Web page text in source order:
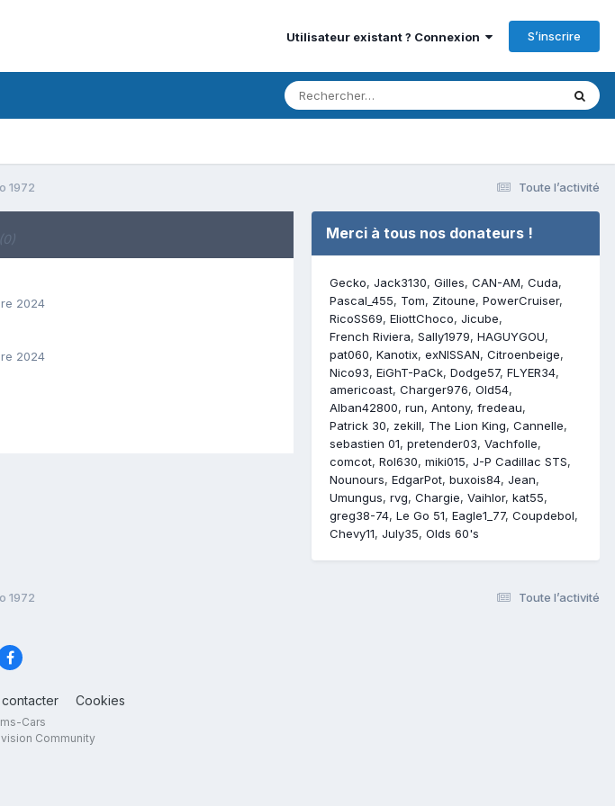
Utilisateur existant ? Connexion S’inscrire
Toute l’activité
1972
(0)
2024
2024
Merci à tous nos donateurs !
Gecko Jack3130 Gilles CAN-AM Cuda
Pascal_455
Tom Zitoune PowerCruiser
RicoSS69 EliottChoco Jicube
French Riviera Sally1979 HAGUYGOU
pat060 Kanotix exNISSAN Citroenbeige
Nico93 EiGhT-PaCk Dodge57 FLYER34
americoast Charger976 Old54
Alban42800 run Antony fredeau
Patrick 30
zekill The Lion King Cannelle
sebastien 01 pretender03 Vachfolle
comcot Rol630 miki015 J-P Cadillac STS
Nounours EdgarPot buxois84 Jean
Umungus rvg Chargie Vaihlor kat55
greg38-74 Le Go 51 Eagle1_77 Coupdebol
Chevy11 July35 Olds 60's
Toute l’activité
1972
Cookies
Cars
Community